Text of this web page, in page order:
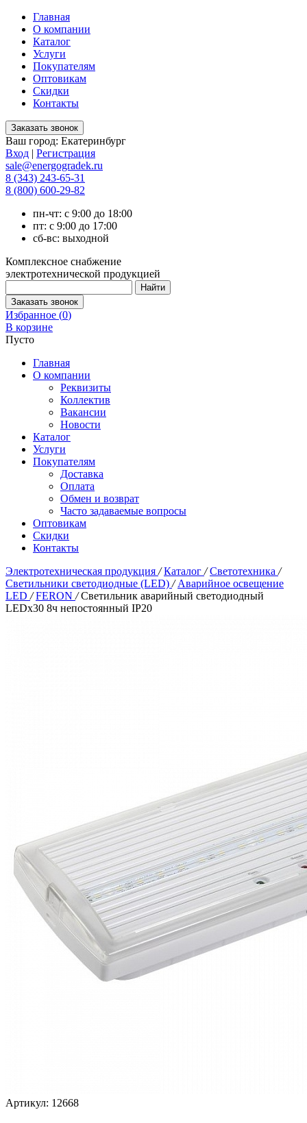
Главная
О компании
Каталог
Услуги
Покупателям
Оптовикам
Скидки
Контакты
Ваш город: Екатеринбург
Вход | Регистрация
sale@energogradek.ru
8 (343) 243-65-31
8 (800) 600-29-82
пн-чт: с 9:00 до 18:00
пт: с 9:00 до 17:00
сб-вс: выходной
Комплексное снабжение
электротехнической продукцией
Избранное (0)
В корзине
Пусто
Главная
О компании
Реквизиты
Коллектив
Вакансии
Новости
Каталог
Услуги
Покупателям
Доставка
Оплата
Обмен и возврат
Часто задаваемые вопросы
Оптовикам
Скидки
Контакты
Электротехническая продукция / Каталог / Светотехника /
Светильники светодиодные (LED) / Аварийное освещение
LED / FERON / Светильник аварийный светодиодный
LEDх30 8ч непостоянный IP20
Артикул: 12668